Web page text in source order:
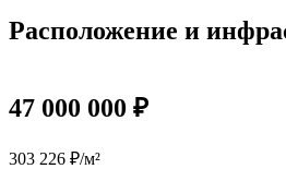
Расположение и
47 000 000 ₽
303 226 ₽/м²